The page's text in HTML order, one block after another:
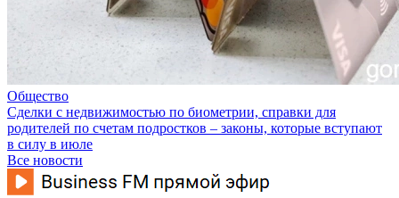
Общество
Сделки с недвижимостью по биометрии, справки для
родителей по счетам подростков – законы, которые вступают
в силу в июле
Все новости